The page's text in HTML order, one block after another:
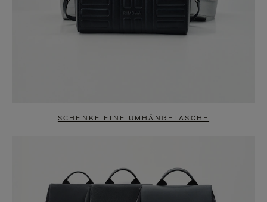
SCHENKE EINE UMHÄNGETASCHE